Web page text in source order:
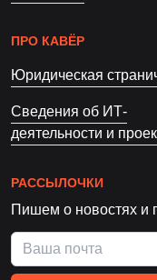
ПРО КАВЁР
Юридическая
Сведения об ИТ-
деятельности и
РАССЫЛОЧКИ
Пишем о новостях и